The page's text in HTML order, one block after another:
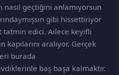
geçtiğini anlamıyorsun
gibi hissettiriyor
edici. Ailece keyifli
aralıyor. Gerçek
burada
baş başa kalmaktır.